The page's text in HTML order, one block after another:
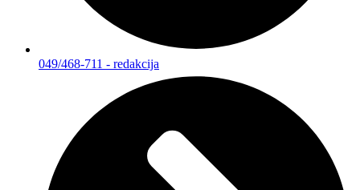
049/468-711 - redakcija